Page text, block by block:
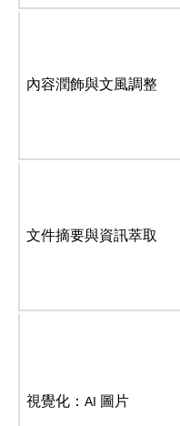
內容潤飾與文風調整
文件摘要與資訊萃取
視覺化：AI 圖片